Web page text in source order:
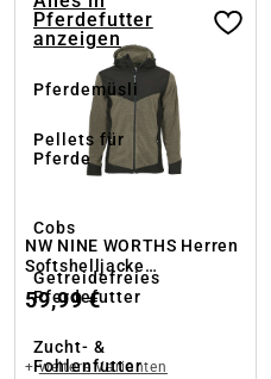
Pferdefutter
anzeigen
Pferdemüsli
Pellets für
Pferde
Cobs
Getreidefreies
Pferdefutter
Zucht- &
Fohlenfutter
NW NINE WORTHS Herren
Softshelljacke
Arbeitsweste Randy
59,99 €
+weitere Varianten